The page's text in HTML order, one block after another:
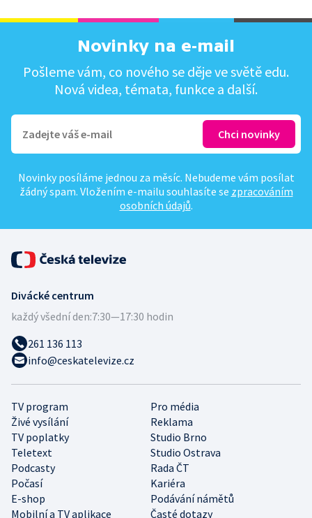
Novinky na e-mail
Pošleme vám, co nového se děje ve světě edu.
Nová videa, témata, funkce a další.
Novinky posíláme jednou za měsíc. Nebudeme vám posílat
žádný spam. Vložením e-mailu souhlasíte se zpracováním
osobních údajů.